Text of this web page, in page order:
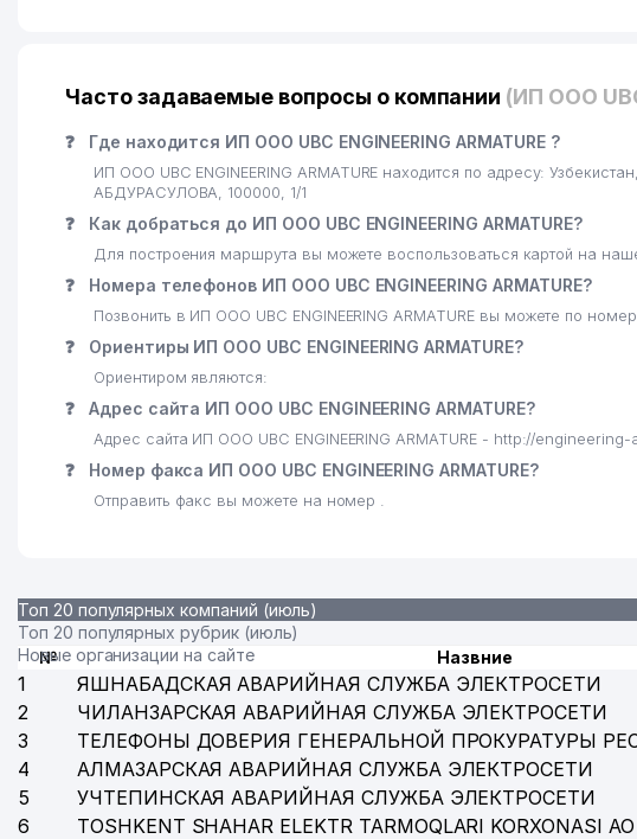
Часто задаваемые вопросы о компании (ИП ООО
❓ Где находится ИП ООО UBC ENGINEERING ARMATURE ?
ИП ООО UBC ENGINEERING ARMATURE находится по адресу:
АБДУРАСУЛОВА, 100000, 1/1
❓ Как добраться до ИП ООО UBC ENGINEERING ARMATURE?
Для построения маршрута вы можете воспользоваться картой на
❓ Номера телефонов ИП ООО UBC ENGINEERING ARMATURE?
Позвонить в ИП ООО UBC ENGINEERING ARMATURE вы можете по
❓ Ориентиры ИП ООО UBC ENGINEERING ARMATURE?
Ориентиром являются:
❓ Адрес сайта ИП ООО UBC ENGINEERING ARMATURE?
Адрес сайта ИП ООО UBC ENGINEERING ARMATURE - http://
❓ Номер факса ИП ООО UBC ENGINEERING ARMATURE?
Отправить факс вы можете на номер .
Топ 20 популярных компаний (июль)
Топ 20 популярных рубрик (июль)
Новые организации на сайте
№ Назвние
1 ЯШНАБАДСКАЯ АВАРИЙНАЯ СЛУЖБА ЭЛЕКТРОСЕТИ
2
ЧИЛАНЗАРСКАЯ АВАРИЙНАЯ СЛУЖБА ЭЛЕКТРОСЕТИ
3
ТЕЛЕФОНЫ ДОВЕРИЯ ГЕНЕРАЛЬНОЙ ПРОКУРАТУРЫ
4
АЛМАЗАРСКАЯ АВАРИЙНАЯ СЛУЖБА ЭЛЕКТРОСЕТИ
5
УЧТЕПИНСКАЯ АВАРИЙНАЯ СЛУЖБА ЭЛЕКТРОСЕТИ
6
TOSHKENT SHAHAR ELEKTR TARMOQLARI KORXONASI АО